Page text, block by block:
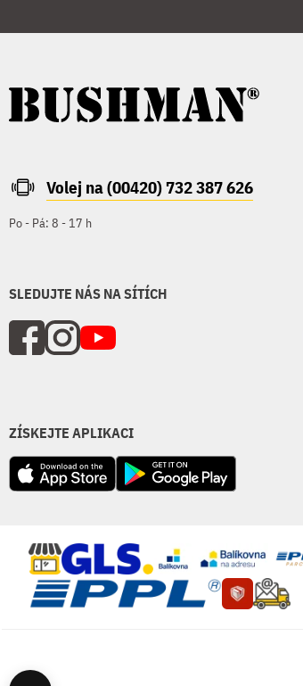
Volej na (00420) 732 387 626
Po - Pá: 8 - 17 h
SLEDUJTE NÁS NA SÍTÍCH
ZÍSKEJTE APLIKACI